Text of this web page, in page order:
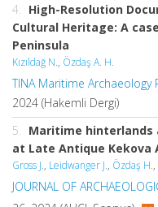
4. High-Resolution
Cultural Heritage: A
Peninsula
Kızıldağ N., Özdaş A. H.
TINA Maritime Archaeology
2024 (Hakemli Dergi)
5. Maritime
at Late Antique Kekova
Gross J., Leidwanger J., Özdaş H.,
JOURNAL OF